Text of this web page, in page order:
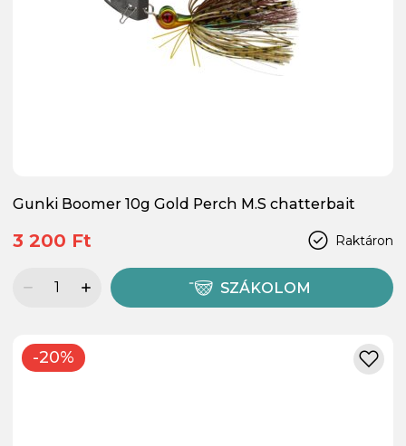
Gunki Boomer 10g Gold Perch M.S chatterbait
Raktáron
3 200 Ft
SZÁKOLOM
-20%